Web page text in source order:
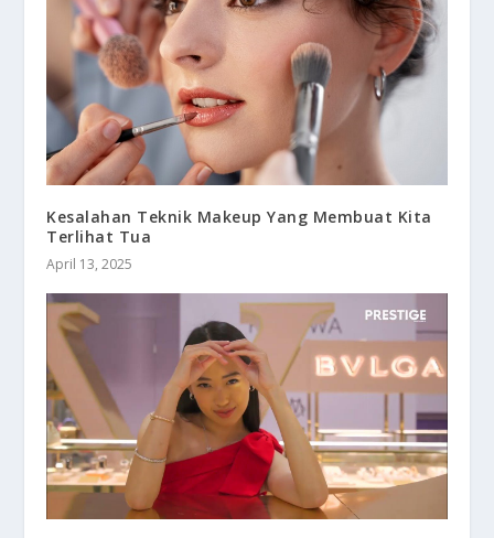
Kesalahan Teknik Makeup Yang Membuat Kita
Terlihat Tua
April 13, 2025